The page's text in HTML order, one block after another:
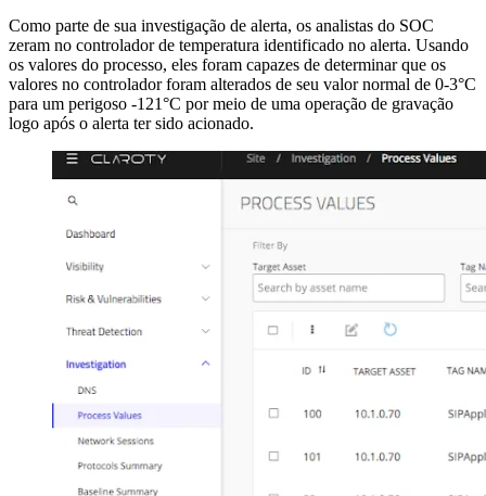
Como parte de sua investigação de alerta, os analistas do SOC
zeram no controlador de temperatura identificado no alerta. Usando
os valores do processo, eles foram capazes de determinar que os
valores no controlador foram alterados de seu valor normal de 0-3°C
para um perigoso -121°C por meio de uma operação de gravação
logo após o alerta ter sido acionado.